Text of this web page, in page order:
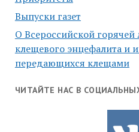
Выпуски газет
О Всероссийской
клещевого энцефалита и
передающихся клещами
ЧИТАЙТЕ НАС В